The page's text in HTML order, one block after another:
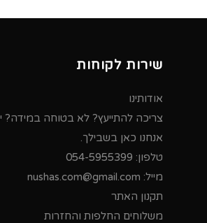
שירות לקוחות
אודותינו
צריכה להתייעץ? לא בטוחה
אנחנו כאן בשבילך.
טלפון: 054-5955399
מייל: nushas.com@gmail.com
תקנון האתר
משלוחים החלפות והחזרות